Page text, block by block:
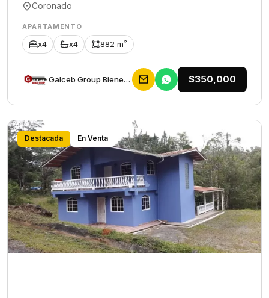
Coronado
APARTAMENTO
x4 x4 882 m²
Galceb Group Bienes Raices $350,000
Destacada En Venta